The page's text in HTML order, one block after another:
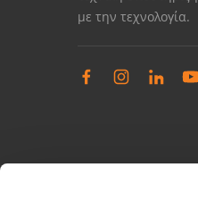
με την τεχνολογία.